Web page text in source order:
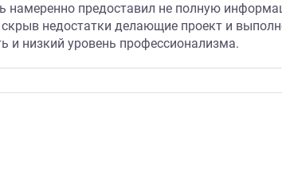
намеренно предоставил не полную
недостатки делающие проект и
и низкий уровень профессионализма.